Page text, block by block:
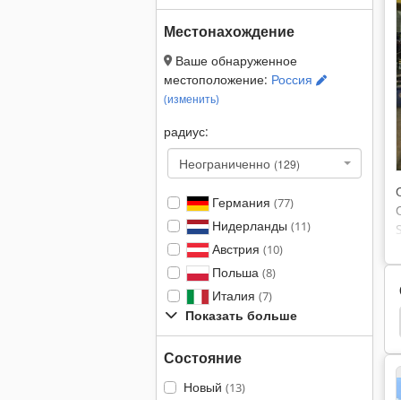
Местонахождение
Ваше обнаруженное
местоположение: Россия
(изменить)
радиус:
Неограниченно (129)
Германия (77)
Нидерланды (11)
Австрия (10)
Польша (8)
Италия (7)
Показать больше
Состояние
Новый (13)
Абразивные Ленты